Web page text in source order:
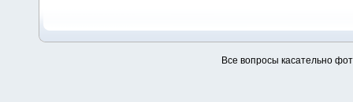
Все вопросы касательно